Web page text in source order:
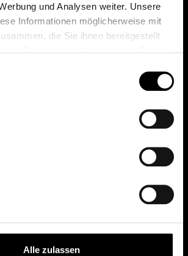
und Analysen weiter. Unsere
Informationen möglicherweise mit
die Sie ihnen bereitgestellt
Alle zulassen
in Österreich mit 0€ Kontoführung,
und 0€ Depotgebühren bei
und 0€ Orderspesen.